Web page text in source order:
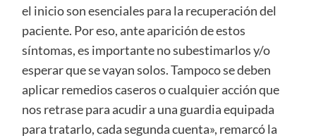
el inicio son esenciales para la recuperación del
paciente. Por eso, ante aparición de estos
síntomas, es importante no subestimarlos y/o
esperar que se vayan solos. Tampoco se deben
aplicar remedios caseros o cualquier acción que
nos retrase para acudir a una guardia equipada
para tratarlo, cada segunda cuenta», remarcó la